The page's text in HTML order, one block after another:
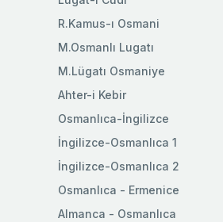
R.Kamus-ı Osmani
M.Osmanlı Lugatı
M.Lügatı Osmaniye
Ahter-i Kebir
Osmanlıca-İngilizce
İngilizce-Osmanlıca 1
İngilizce-Osmanlıca 2
Osmanlıca - Ermenice
Almanca - Osmanlıca